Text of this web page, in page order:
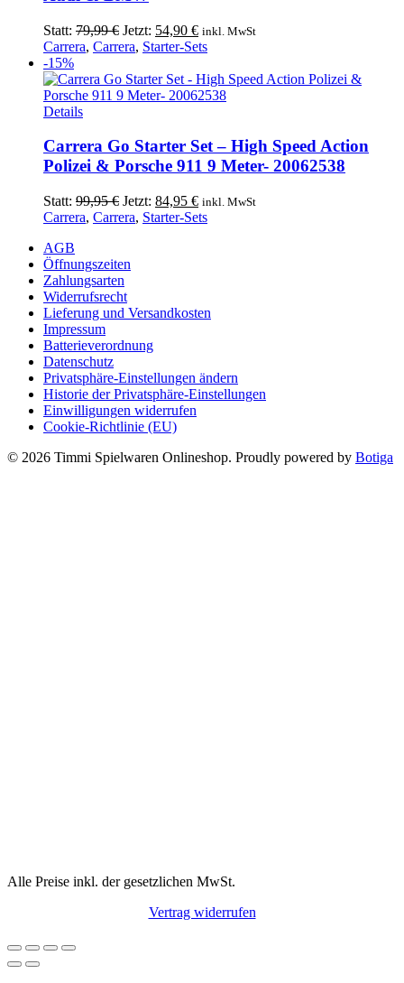
Statt: 79,99€ Ursprünglicher
Preis
79,99 €
Jetzt: 54,90 €Aktueller
Preis
54,90 €.
inkl. MwSt
Carrera, Carrera, Starter-Sets
-15%
Details
Carrera Go Starter Set – High Speed Action
Polizei & Porsche 911 9 Meter- 20062538
Statt: 99,95€ Ursprünglicher
Preis
Jetzt: 84,95 €Aktueller
Preis
inkl. MwSt
Carrera, Carrera, Starter-Sets
AGB
Öffnungszeiten
Zahlungsarten
Widerrufsrecht
Lieferung und Versandkosten
Impressum
Batterieverordnung
Datenschutz
Privatsphäre-Einstellungen ändern
Historie der Privatsphäre-Einstellungen
Einwilligungen widerrufen
Cookie-Richtlinie (EU)
© 2026 Timmi Spielwaren Onlineshop. Proudly powered by Botiga
Alle Preise inkl. der gesetzlichen MwSt.
Vertrag widerrufen